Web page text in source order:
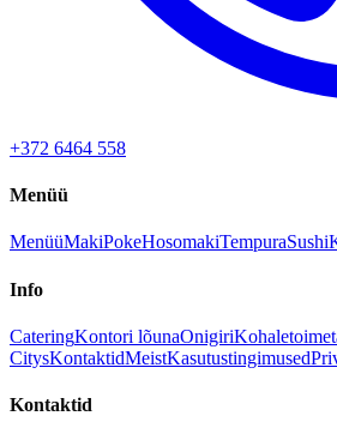
+372 6464 558
Menüü
MenüüMakiPokeHosomakiTempuraSushi
Info
CateringKontori lõunaOnigiri
CitysKontaktidMeistKasutustingimused
Kontaktid